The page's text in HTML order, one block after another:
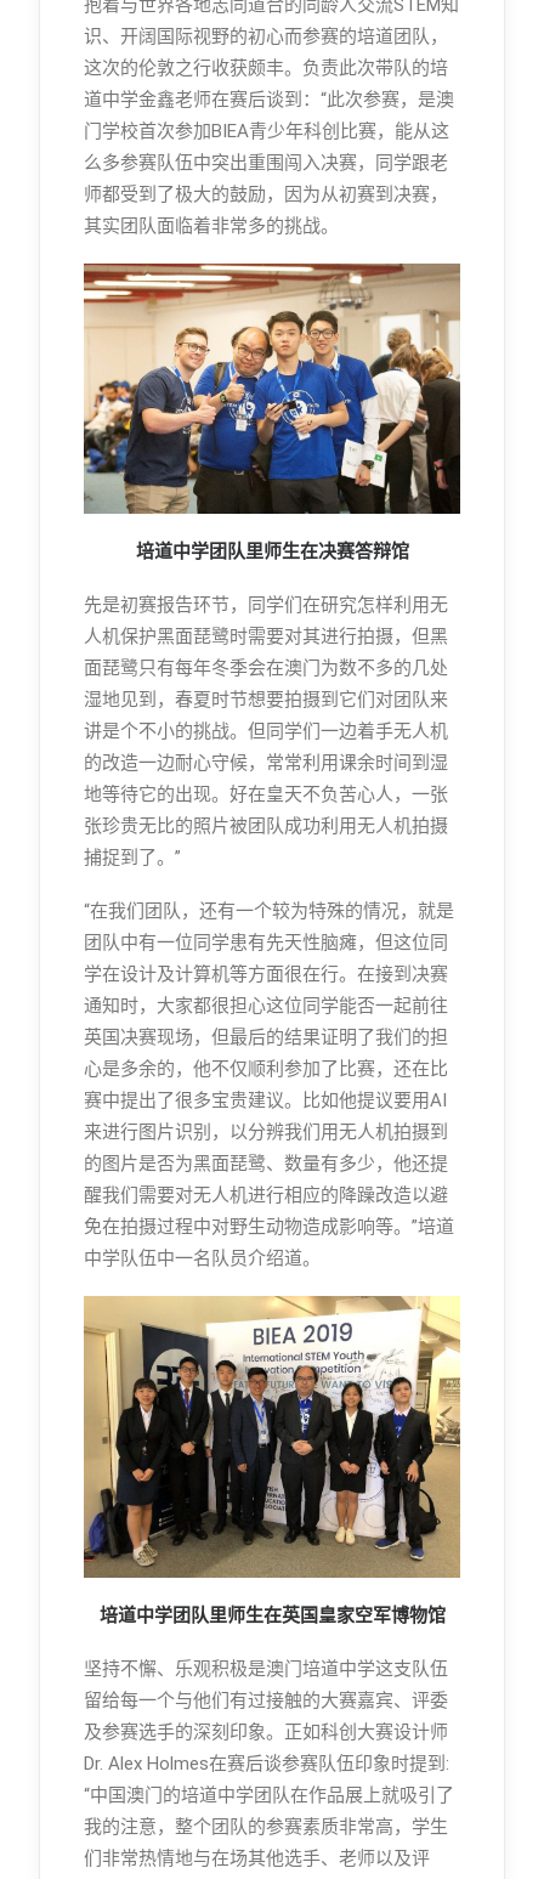
抱着与世界各地志同道合的同龄人交流STEM知
识、开阔国际视野的初心而参赛的培道团队，
这次的伦敦之行收获颇丰。负责此次带队的培
道中学金鑫老师在赛后谈到：“此次参赛，是澳
门学校首次参加BIEA青少年科创比赛，能从这
么多参赛队伍中突出重围闯入决赛，同学跟老
师都受到了极大的鼓励，因为从初赛到决赛，
其实团队面临着非常多的挑战。
培道中学团队里师生在决赛答辩馆
先是初赛报告环节，同学们在研究怎样利用无
人机保护黑面琵鹭时需要对其进行拍摄，但黑
面琵鹭只有每年冬季会在澳门为数不多的几处
湿地见到，春夏时节想要拍摄到它们对团队来
讲是个不小的挑战。但同学们一边着手无人机
的改造一边耐心守候，常常利用课余时间到湿
地等待它的出现。好在皇天不负苦心人，一张
张珍贵无比的照片被团队成功利用无人机拍摄
捕捉到了。”
“在我们团队，还有一个较为特殊的情况，就是
团队中有一位同学患有先天性脑瘫，但这位同
学在设计及计算机等方面很在行。在接到决赛
通知时，大家都很担心这位同学能否一起前往
英国决赛现场，但最后的结果证明了我们的担
心是多余的，他不仅顺利参加了比赛，还在比
赛中提出了很多宝贵建议。比如他提议要用AI
来进行图片识别，以分辨我们用无人机拍摄到
的图片是否为黑面琵鹭、数量有多少，他还提
醒我们需要对无人机进行相应的降躁改造以避
免在拍摄过程中对野生动物造成影响等。”培道
中学队伍中一名队员介绍道。
培道中学团队里师生在英国皇家空军博物馆
坚持不懈、乐观积极是澳门培道中学这支队伍
留给每一个与他们有过接触的大赛嘉宾、评委
及参赛选手的深刻印象。正如科创大赛设计师
Dr. Alex Holmes在赛后谈参赛队伍印象时提到:
“中国澳门的培道中学团队在作品展上就吸引了
我的注意，整个团队的参赛素质非常高，学生
们非常热情地与在场其他选手、老师以及评